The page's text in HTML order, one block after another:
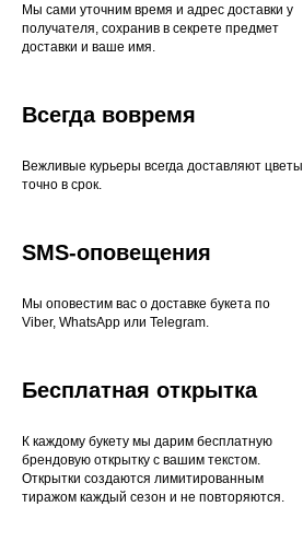
Мы сами уточним время и адрес доставки у
получателя, сохранив в секрете предмет
доставки и ваше имя.
Всегда вовремя
Вежливые курьеры всегда доставляют цветы
точно в срок.
SMS-оповещения
Мы оповестим вас о доставке букета по
Viber, WhatsApp или Telegram.
Бесплатная открытка
К каждому букету мы дарим бесплатную
брендовую открытку с вашим текстом.
Открытки создаются лимитированным
тиражом каждый сезон и не повторяются.